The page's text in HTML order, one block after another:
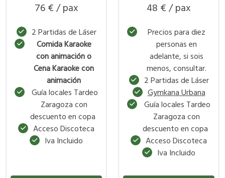
76 € / pax
2 Partidas de Láser
Comida Karaoke
con animación o
Cena Karaoke con
animación
Guía locales Tardeo
Zaragoza con
descuento en copa
Acceso Discoteca
Iva Incluido
48 € / pax
Precios para diez
personas en
adelante, si sois
menos, consultar.
2 Partidas de Láser
Gymkana Urbana
Guía locales Tardeo
Zaragoza con
descuento en copa
Acceso Discoteca
Iva Incluido